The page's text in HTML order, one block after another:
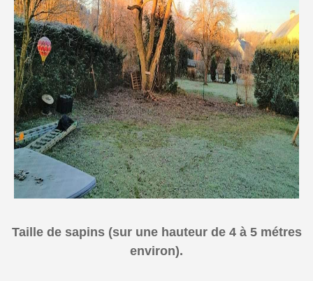
Taille de sapins (sur une hauteur de 4 à 5 métres
environ).